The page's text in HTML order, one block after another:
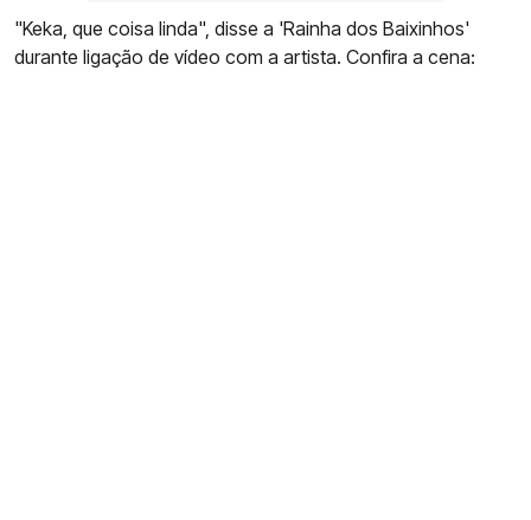
"Keka, que coisa linda", disse a 'Rainha dos Baixinhos'
durante ligação de vídeo com a artista. Confira a cena: